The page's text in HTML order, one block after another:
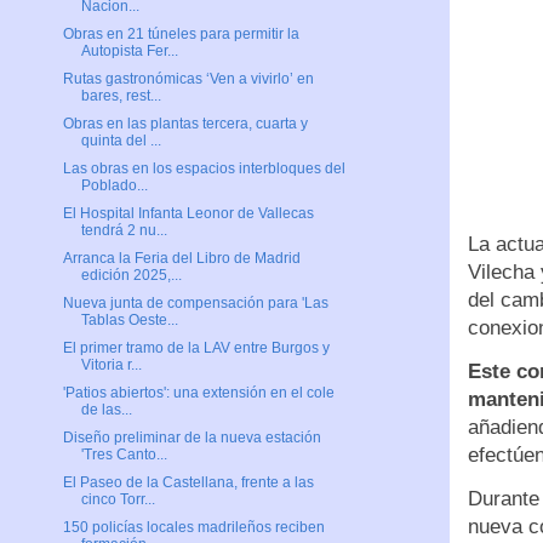
La
Vilecha
del
Este
nueva
Nacion...
Obras en 21 túneles para permitir la
Autopista Fer...
Rutas gastronómicas ‘Ven a vivirlo’ en
bares, rest...
Obras en las plantas tercera, cuarta y
quinta del ...
Las obras en los espacios interbloques del
Poblado...
El Hospital Infanta Leonor de Vallecas
tendrá 2 nu...
Arranca la Feria del Libro de Madrid
edición 2025,...
Nueva junta de compensación para 'Las
Tablas Oeste...
El primer tramo de la LAV entre Burgos y
Vitoria r...
'Patios abiertos': una extensión en el cole
de las...
Diseño preliminar de la nueva estación
'Tres Canto...
El Paseo de la Castellana, frente a las
cinco Torr...
150 policías locales madrileños reciben